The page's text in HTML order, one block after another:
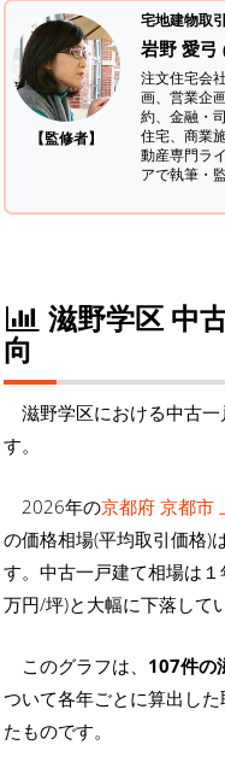
【監修者】
宅地建物取
岩野 愛弓
注文住宅会
画、営業企
約、金融・
住宅、商業
動産専門ラ
アで執筆・監
滋野学区 中
向
滋野学区における中古
す。
2026年の京都府 京都市
の価格相場(平均取引価格)
す。中古一戸建て相場は
万円/坪)と大幅に下落して
このグラフは、 107件の
ついて各年ごとに算出し
たものです。